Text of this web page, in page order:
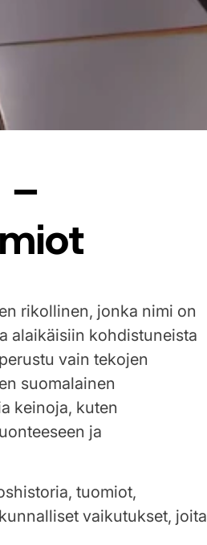
–
rikollinen, jonka nimi on
alaikäisiin kohdistuneista
vain tekojen
suomalainen
keinoja, kuten
ja
tuomiot,
vaikutukset, joita